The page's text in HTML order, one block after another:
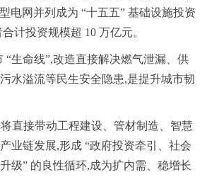
电网并列成为 “十五五” 基础设施投资
计投资规模超 10 万亿元。
“生命线”,改造直接解决燃气泄漏、供
水溢流等民生安全隐患,是提升城市韧
直接带动工程建设、管材制造、智慧
业链发展,形成 “政府投资牵引、社会
级” 的良性循环,成为扩内需、稳增长